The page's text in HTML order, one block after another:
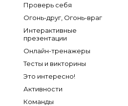
Проверь себя
Огонь-друг, Огонь-враг
Интерактивные
презентации
Онлайн-тренажеры
Тесты и викторины
Это интересно!
Активности
Команды